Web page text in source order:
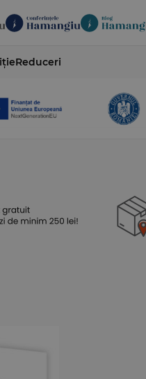
Reduceri